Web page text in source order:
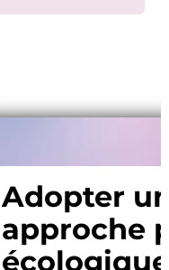
Adopter
approche
écologique